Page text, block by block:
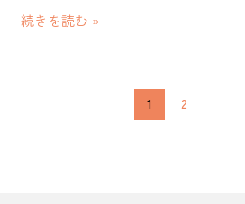
京
集
続きを読む »
1 2